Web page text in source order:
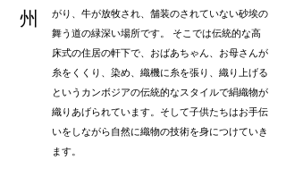
がり、牛が放牧され、舗装のされていない砂埃の
舞う道の緑深い場所です。 そこでは伝統的な高
床式の住居の軒下で、おばあちゃん、お母さんが
糸をくくり、染め、織機に糸を張り、織り上げる
というカンボジアの伝統的なスタイルで絹織物が
織りあげられています。そして子供たちはお手伝
いをしながら自然に織物の技術を身につけていき
ます。